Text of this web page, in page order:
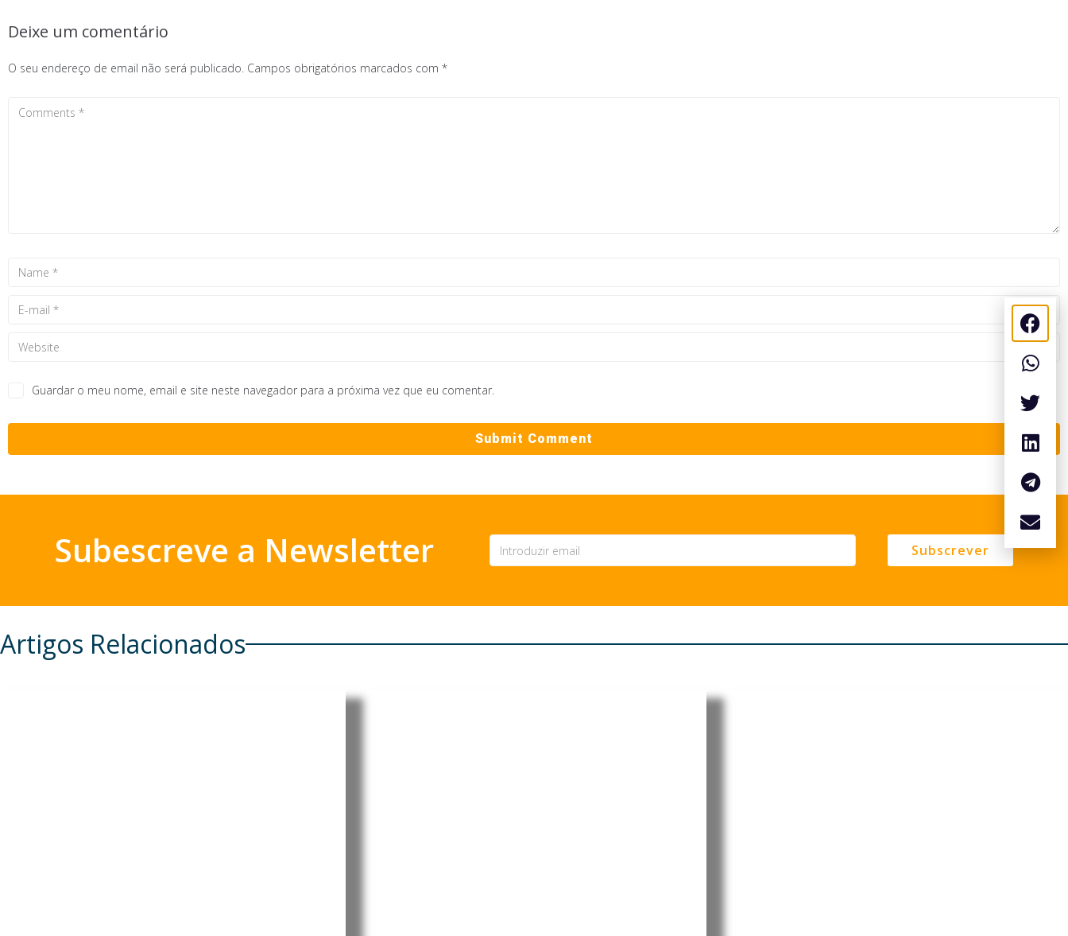
Deixe um comentário
O seu endereço de email não será publicado. Campos obrigatórios marcados com *
Guardar o meu nome, email e site neste navegador para a próxima vez que eu comentar.
Subescreve a Newsletter Subscrever
Artigos Relacionados